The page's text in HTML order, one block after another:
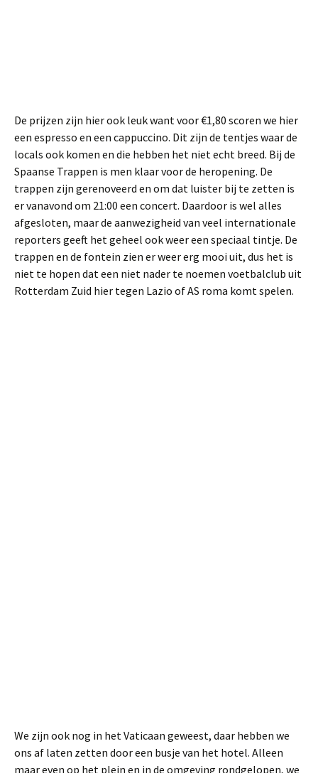
De prijzen zijn hier ook leuk want voor €1,80 scoren we hier
een espresso en een cappuccino. Dit zijn de tentjes waar de
locals ook komen en die hebben het niet echt breed. Bij de
Spaanse Trappen is men klaar voor de heropening. De
trappen zijn gerenoveerd en om dat luister bij te zetten is
er vanavond om 21:00 een concert. Daardoor is wel alles
afgesloten, maar de aanwezigheid van veel internationale
reporters geeft het geheel ook weer een speciaal tintje. De
trappen en de fontein zien er weer erg mooi uit, dus het is
niet te hopen dat een niet nader te noemen voetbalclub uit
Rotterdam Zuid hier tegen Lazio of AS roma komt spelen.
We zijn ook nog in het Vaticaan geweest, daar hebben we
ons af laten zetten door een busje van het hotel. Alleen
maar even op het plein en in de omgeving rondgelopen, we